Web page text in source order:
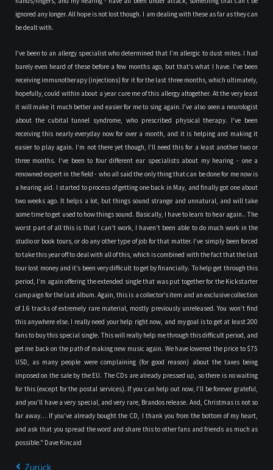
ignored any longer. All hope is not lost though. I am dealing with these as far as they can
be dealt with.
I’ve been to an allergy specialist who determined that I’m allergic to dust mites. I had
barely even heard of these before a few months ago, but that’s what I have. I’ve been
receiving immunotherapy (injections) for it for the last three months, which ultimately,
hopefully, could within about a year cure me of this allergy altogether. At the very least
it will make it much better and easier for me to sing again. I’ve also seen a neurologist
about the cubital tunnel syndrome, who prescribed physical therapy. I’ve been
receiving this nearly everyday now for over a month, and it is helping and making it
easier to play again. I’m not there yet though, I’ll need this for a least another two or
three months. I’ve been to four different ear specialists about my hearing - one a
renowned expert in the field - who all said the only thing that can be done for me now is
a hearing aid. I started to process of getting one back in May, and finally got one about
two weeks ago. It helps a lot, but things sound strange and unnatural, and will take
some time to get used to how things sound. Basically, I have to learn to hear again.. The
worst part of all this is that I can’t work, I haven’t been able to do much work in the
studio or book tours, or do any other type of job for that matter. I’ve simply been forced
to take this year off to deal with all of this, which is combined with the fact that the last
tour lost money and it’s been very difficult to get by financially. To help get through this
period, I’m again offering the extended single that was put together for the Kickstarter
campaign for the last album. Again, this is a collector’s item and an exclusive collection
of 16 tracks of extremely rare material, mostly previously unreleased. You won’t find
this anywhere else. I really need your help right now, and my goal is to get at least 200
fans to buy this special single. This will really help me through this difficult period, and
get me back on the path of making new music again. We have lowered the price to $75
USD, as many people were complaining (for good reason) about the taxes being
imposed on the sale by the EU. The CDs are already pressed up, so there is no waiting
for this (except for the postal services). If you can help out now, I’ll be forever grateful,
and you’ll have a very special, and very rare, Brandos release. And, Christmas is not so
far away… If you’ve already bought the CD, I thank you from the bottom of my heart,
and ask that you spread the word and share this to other fans and friends as much as
possible." Dave Kincaid
Zurück